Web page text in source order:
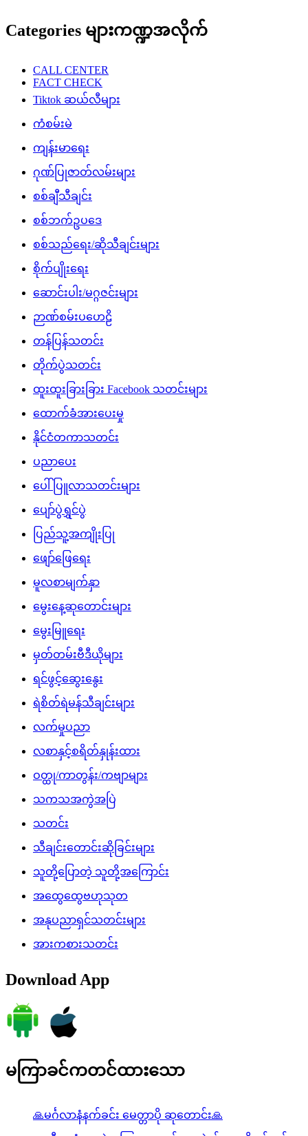
Categories များကဏ္ဍအလိုက်
CALL CENTER
FACT CHECK
Tiktok ဆယ်လီများ
ကံစမ်းမဲ
ကျန်းမာရေး
ဂုဏ်ပြုဇာတ်လမ်းများ
စစ်ချီသီချင်း
စစ်ဘက်ဥပဒေ
စစ်သည်ရေး/ဆိုသီချင်းများ
စိုက်ပျိုးရေး
ဆောင်းပါး/မဂ္ဂဇင်းများ
ဉာဏ်စမ်းပဟေဠိ
တန်ပြန်သတင်း
တိုက်ပွဲသတင်း
ထူးထူးခြားခြား Facebook သတင်းများ
ထောက်ခံအားပေးမှု
နိုင်ငံတကာသတင်း
ပညာပေး
ပေါ်ပြူလာသတင်းများ
ပျော်ပွဲရွှင်ပွဲ
ပြည်သူ့အကျိုးပြု
ဖျော်ဖြေရေး
မူလစာမျက်နှာ
မွေးနေ့ဆုတောင်းများ
မွေးမြူရေး
မှတ်တမ်းဗီဒီယိုများ
ရင်ဖွင့်ဆွေးနွေး
ရဲစိတ်ရဲမန်သီချင်းများ
လက်မှုပညာ
လစာနှင့်စရိတ်နှုန်းထား
ဝတ္ထု/ကာတွန်း/ကဗျာများ
သကသအကွဲအပြဲ
သတင်း
သီချင်းတောင်းဆိုခြင်းများ
သူတို့ပြောတဲ့ သူတို့အကြောင်း
အထွေထွေဗဟုသုတ
အနုပညာရှင်သတင်းများ
အားကစားသတင်း
Download App
မကြာခင်ကတင်ထားသော
🙏မင်္ဂလာနံနက်ခင်း မေတ္တာပို ဆုတောင်း🙏